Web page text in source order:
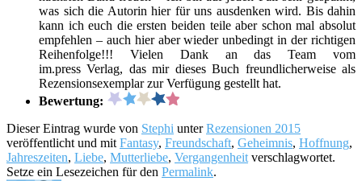
was sich die Autorin hier für uns ausdenken wird. Bis dahin
kann ich euch die ersten beiden teile aber schon mal absolut
empfehlen – auch hier aber wieder unbedingt in der richtigen
Reihenfolge!!! Vielen Dank an das Team vom
im.press Verlag, das mir dieses Buch freundlicherweise als
Rezensionsexemplar zur Verfügung gestellt hat.
Bewertung:
Dieser Eintrag wurde von Stephi unterRezensionen 2015
veröffentlicht und mit Fantasy, Freundschaft, Geheimnis, Hoffnung,
Jahreszeiten, Liebe, Mutterliebe, Vergangenheit verschlagwortet.
Setze ein Lesezeichen für den Permalink.